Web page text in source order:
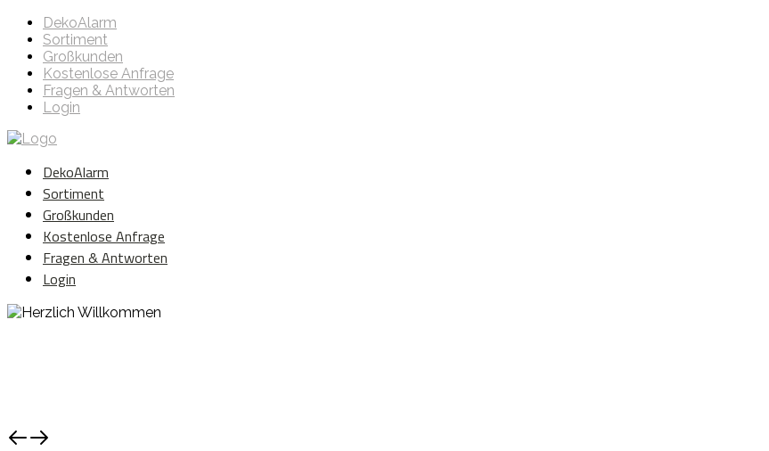
DekoAlarm
Sortiment
Großkunden
Kostenlose Anfrage
Fragen & Antworten
Login
DekoAlarm
Sortiment
Großkunden
Kostenlose Anfrage
Fragen & Antworten
Login